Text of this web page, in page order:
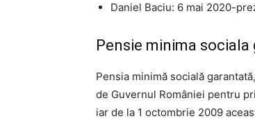
Daniel Baciu: 6 mai 2020-
Pensie minima
Pensia minimă socială
de Guvernul României pentru
iar de la 1 octombrie 2009